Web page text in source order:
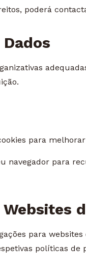
poderá
para
navegador para
para
políticas de